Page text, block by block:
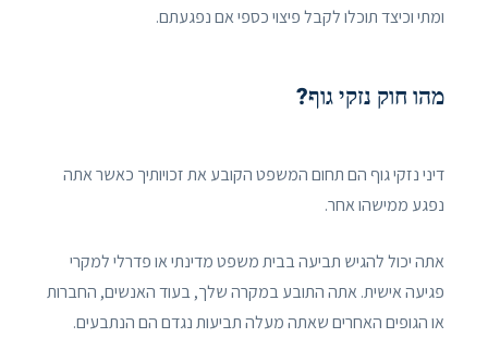
ומתי וכיצד תוכלו לקבל פיצוי כספי אם נפגעתם.
מהו חוק נזקי גוף?
דיני נזקי גוף הם תחום המשפט הקובע את זכויותיך כאשר אתה
נפגע ממישהו אחר.
אתה יכול להגיש תביעה בבית משפט מדינתי או פדרלי למקרי
פגיעה אישית. אתה התובע במקרה שלך, בעוד האנשים, החברות
או הגופים האחרים שאתה מעלה תביעות נגדם הם הנתבעים.